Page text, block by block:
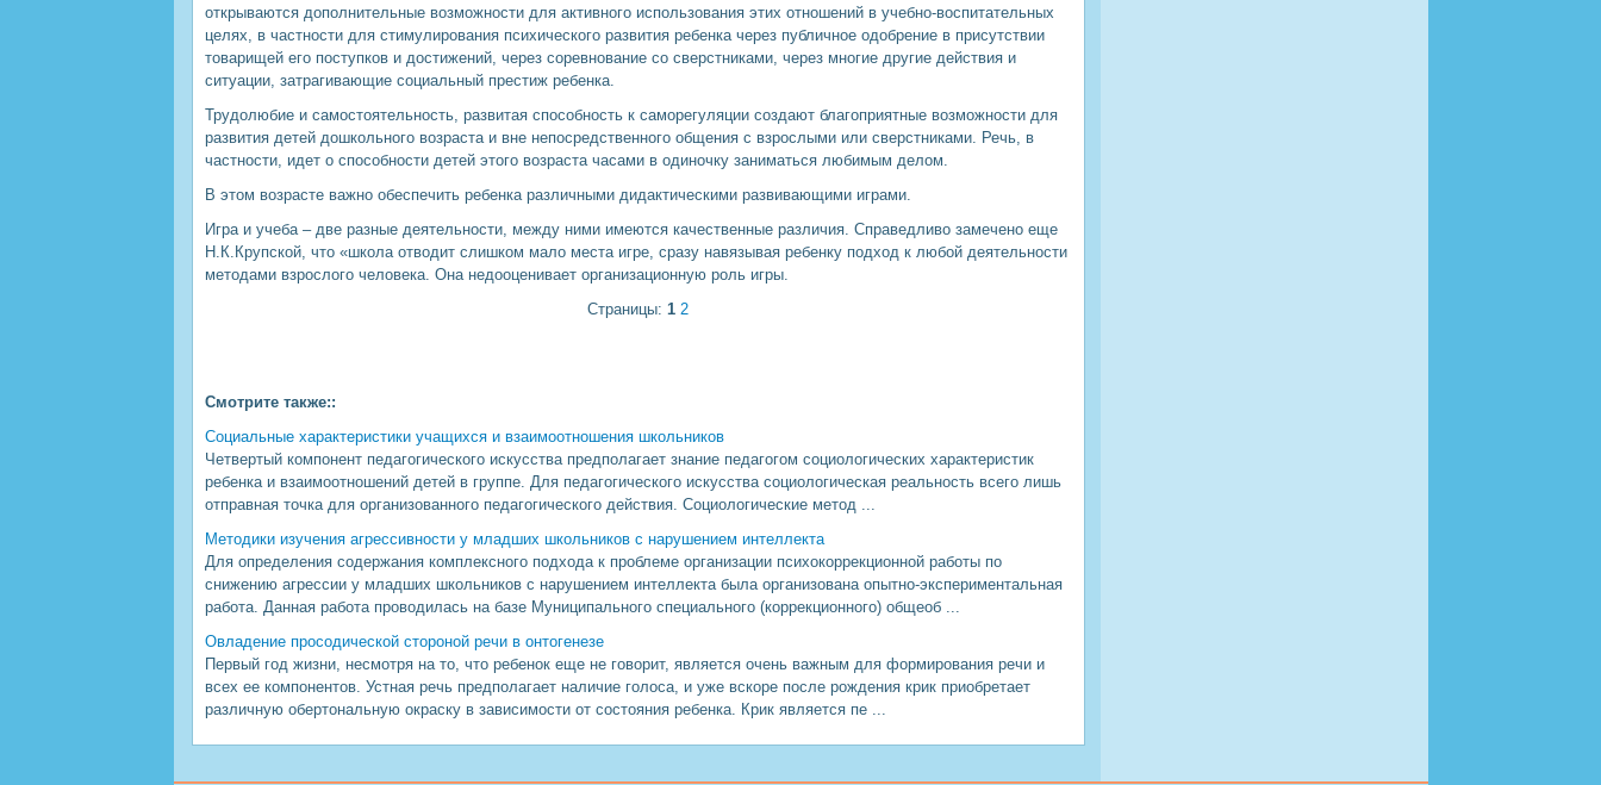
открываются дополнительные возможности для активного использования этих отношений в учебно-воспитательных
целях, в частности для стимулирования психического развития ребенка через публичное одобрение в присутствии
товарищей его поступков и достижений, через соревнование со сверстниками, через многие другие действия и
ситуации, затрагивающие социальный престиж ребенка.
Трудолюбие и самостоятельность, развитая способность к саморегуляции создают благоприятные возможности для
развития детей дошкольного возраста и вне непосредственного общения с взрослыми или сверстниками. Речь, в
частности, идет о способности детей этого возраста часами в одиночку заниматься любимым делом.
В этом возрасте важно обеспечить ребенка различными дидактическими развивающими играми.
Игра и учеба – две разные деятельности, между ними имеются качественные различия. Справедливо замечено еще
Н.К.Крупской, что «школа отводит слишком мало места игре, сразу навязывая ребенку подход к любой деятельности
методами взрослого человека. Она недооценивает организационную роль игры.
Страницы: 1 2
Смотрите также::
Социальные характеристики учащихся и взаимоотношения школьников
Четвертый компонент педагогического искусства предполагает знание педагогом социологических характеристик
ребенка и взаимоотношений детей в группе. Для педагогического искусства социологическая реальность всего лишь
отправная точка для организованного педагогического действия. Социологические метод ...
Методики изучения агрессивности у младших школьников с нарушением интеллекта
Для определения содержания комплексного подхода к проблеме организации психокоррекционной работы по
снижению агрессии у младших школьников с нарушением интеллекта была организована опытно-экспериментальная
работа. Данная работа проводилась на базе Муниципального специального (коррекционного) общеоб ...
Овладение просодической стороной речи в онтогенезе
Первый год жизни, несмотря на то, что ребенок еще не говорит, является очень важным для формирования речи и
всех ее компонентов. Устная речь предполагает наличие голоса, и уже вскоре после рождения крик приобретает
различную обертональную окраску в зависимости от состояния ребенка. Крик является пе ...